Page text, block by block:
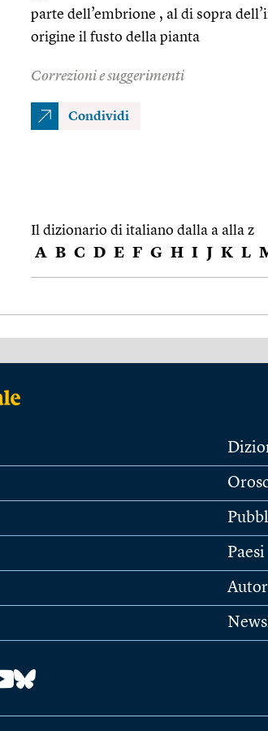
parte dell’embrione , al di sopra
origine il fusto della pianta
Correzioni e suggerimenti
Condividi
Il dizionario di italiano dalla a alla z
A B C D E F G H I J K L
Paesi